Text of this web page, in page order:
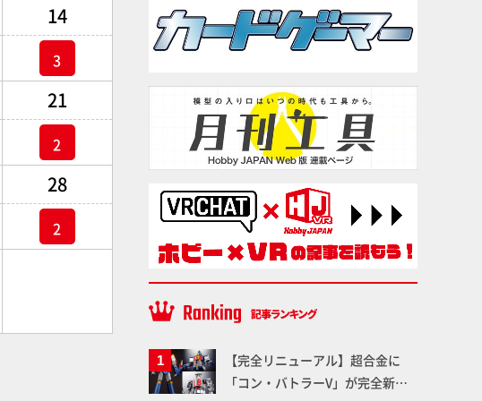
14
3
21
2
28
2
【完全リニューアル】超合金に
「コン・バトラーV」が完全新規